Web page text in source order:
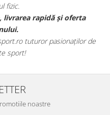
fizic.
livrarea rapidă și oferta
tuturor pasionaților de
sport!
noastre